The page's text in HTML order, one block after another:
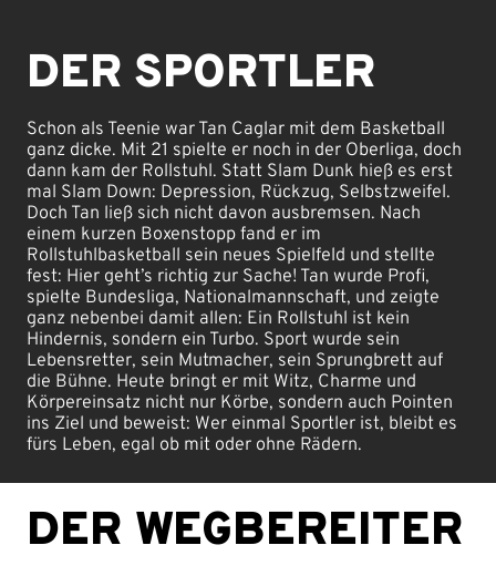
DER SPORTLER
Schon als Teenie war Tan Caglar mit dem Basketball
ganz dicke. Mit 21 spielte er noch in der Oberliga, doch
dann kam der Rollstuhl. Statt Slam Dunk hieß es erst
mal Slam Down: Depression, Rückzug, Selbstzweifel.
Doch Tan ließ sich nicht davon ausbremsen. Nach
einem kurzen Boxenstopp fand er im
Rollstuhlbasketball sein neues Spielfeld und stellte
fest: Hier geht’s richtig zur Sache! Tan wurde Profi,
spielte Bundesliga, Nationalmannschaft, und zeigte
ganz nebenbei damit allen: Ein Rollstuhl ist kein
Hindernis, sondern ein Turbo. Sport wurde sein
Lebensretter, sein Mutmacher, sein Sprungbrett auf
die Bühne. Heute bringt er mit Witz, Charme und
Körpereinsatz nicht nur Körbe, sondern auch Pointen
ins Ziel und beweist: Wer einmal Sportler ist, bleibt es
fürs Leben, egal ob mit oder ohne Rädern.
DER WEGBEREITER